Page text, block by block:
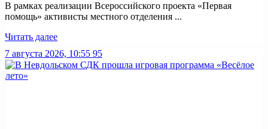
В рамках реализации Всероссийского проекта «Первая
помощь» активисты местного отделения ...
Читать далее
7 августа 2026, 10:55 95